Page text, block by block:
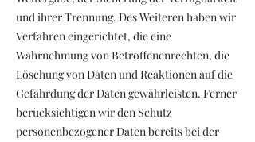
und ihrer Trennung. Des Weiteren haben wir
Verfahren eingerichtet, die eine
Wahrnehmung von Betroffenenrechten, die
Löschung von Daten und Reaktionen auf die
Gefährdung der Daten gewährleisten. Ferner
berücksichtigen wir den Schutz
personenbezogener Daten bereits bei der